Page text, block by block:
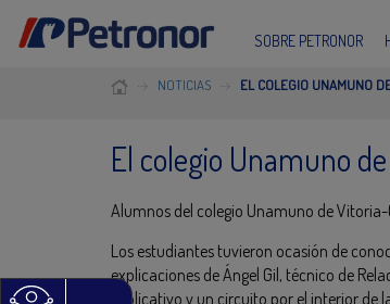
SOBRE PETRONOR
NOTICIAS EL COLEGIO UNAMUNO
El colegio Unamuno
Alumnos del colegio Unamuno de
Los estudiantes tuvieron ocasión de
explicaciones de Ángel Gil, técnico de
explicativo y un circuito por el interior de